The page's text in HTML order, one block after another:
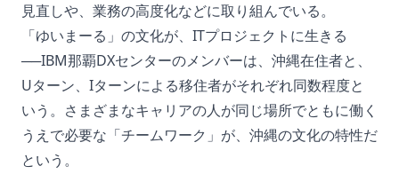
見直しや、業務の高度化などに取り組んでいる。
「ゆいまーる」の文化が、ITプロジェクトに生きる
──IBM那覇DXセンターのメンバーは、沖縄在住者と、
Uターン、Iターンによる移住者がそれぞれ同数程度と
いう。さまざまなキャリアの人が同じ場所でともに働く
うえで必要な「チームワーク」が、沖縄の文化の特性だ
という。